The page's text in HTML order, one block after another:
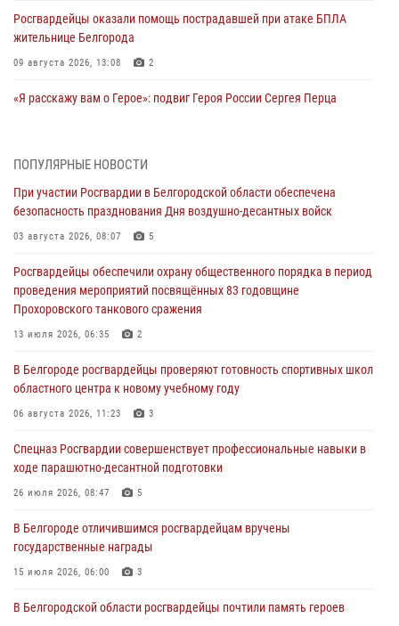
Росгвардейцы оказали помощь пострадавшей при атаке БПЛА
жительнице Белгорода
09 августа 2026, 13:08 2
«Я расскажу вам о Герое»: подвиг Героя России Сергея Перца
нуждающимся гражданам
09 августа 2026, 11:44
операция войск правопорядка
08 августа 2026, 14:39
Заместитель директора Росгвардии генерал-полковник Владислав
Днем физкультурника
08 августа 2026, 14:32
Народной Республики
07 августа 2026, 16:37
ПОПУЛЯРНЫЕ НОВОСТИ
При участии Росгвардии в Белгородской области обеспечена
безопасность празднования Дня воздушно-десантных войск
03 августа 2026, 08:07 5
Росгвардейцы обеспечили охрану общественного порядка в период
проведения мероприятий посвящённых 83 годовщине
Прохоровского танкового сражения
13 июля 2026, 06:35 2
В Белгороде росгвардейцы проверяют готовность спортивных школ
областного центра к новому учебному году
06 августа 2026, 11:23 3
Спецназ Росгвардии совершенствует профессиональные навыки в
ходе парашютно-десантной подготовки
26 июля 2026, 08:47 5
В Белгороде отличившимся росгвардейцам вручены
государственные награды
15 июля 2026, 06:00 3
В Белгородской области росгвардейцы почтили память героев